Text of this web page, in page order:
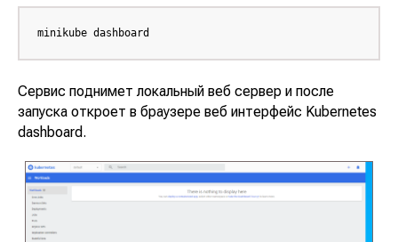
minikube dashboard
Сервис поднимет локальный веб сервер и после
запуска откроет в браузере веб интерфейс Kubernetes
dashboard.